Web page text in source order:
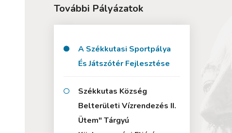
További Pályázatok
A Székkutasi Sportpálya
És Játszótér Fejlesztése
Székkutas Község
Belterületi Vízrendezés II.
Ütem" Tárgyú